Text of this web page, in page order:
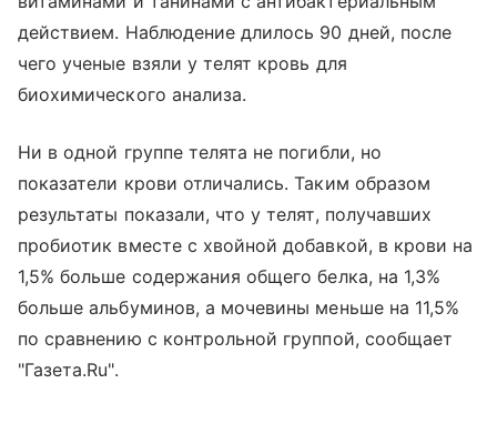
действием. Наблюдение длилось 90 дней, после
чего ученые взяли у телят кровь для
биохимического анализа.
Ни в одной группе телята не погибли, но
показатели крови отличались. Таким образом
результаты показали, что у телят, получавших
пробиотик вместе с хвойной добавкой, в крови на
1,5% больше содержания общего белка, на 1,3%
больше альбуминов, а мочевины меньше на 11,5%
по сравнению с контрольной группой, сообщает
"Газета.Ru".